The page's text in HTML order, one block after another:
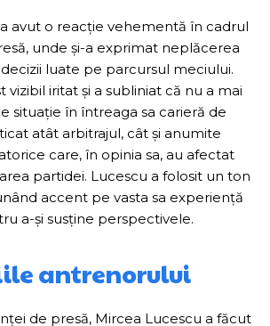
avut o reacție vehementă în cadrul
unde și-a exprimat neplăcerea
luate pe parcursul meciului.
vizibil iritat și a subliniat că nu a mai
situație în întreaga sa carieră de
atât arbitrajul, cât și anumite
care, în opinia sa, au afectat
partidei. Lucescu a folosit un ton
accent pe vasta sa experiență
a-și susține perspectivele.
antrenorului
de presă, Mircea Lucescu a făcut